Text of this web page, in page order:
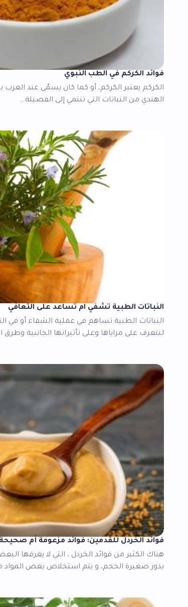
فوائد الكركم في الطب النبوي
الكركم يعتبر الكركم، أو كما كان يسمّى عند العرب
الهندي من النباتات التي تنتمي إلى الفصيلة…
النباتات الطبية تشفي ام تساعد على التعافي
النباتات الطبية تساهم في عملية الشفاء أو في
لنتعرف على مزاياها وعلى تأثيراتها الجانبية
فوائد الخردل للقدمين: فوائد مزعومة أم
هناك الكثير من فوائد الخردل ، التي لا يعرفها
بذور صغيرة الحجم، و يتم استخلاص بعض المواد